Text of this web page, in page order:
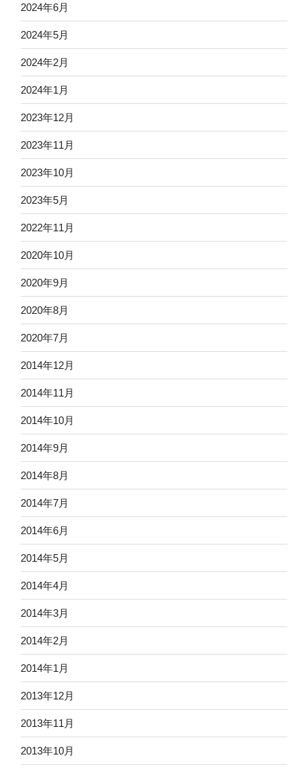
2024年6月
2024年5月
2024年2月
2024年1月
2023年12月
2023年11月
2023年10月
2023年5月
2022年11月
2020年10月
2020年9月
2020年8月
2020年7月
2014年12月
2014年11月
2014年10月
2014年9月
2014年8月
2014年7月
2014年6月
2014年5月
2014年4月
2014年3月
2014年2月
2014年1月
2013年12月
2013年11月
2013年10月